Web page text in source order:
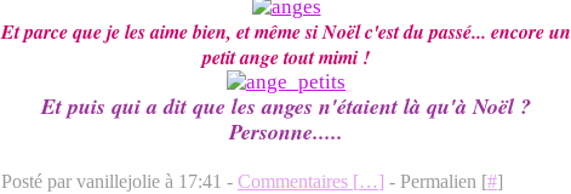
Et parce que je les aime bien, et même si Noël c'est du passé... encore un
petit ange tout mimi !
Et puis qui a dit que les anges n'étaient là qu'à Noël ?
Personne.....
Posté par vanillejolie à 17:41 - Commentaires […] - Permalien [#]